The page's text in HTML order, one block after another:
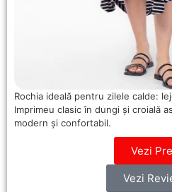
Rochia ideală pentru zilele calde:
Imprimeu clasic în dungi și croială
modern și confortabil.
Vezi
Vezi